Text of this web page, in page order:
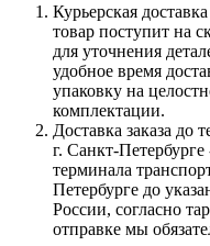
Курьерская
товар поступит на
для уточнения
удобное время
упаковку на
комплектации.
Доставка заказа до
г. Санкт-
терминала
Петербурге до
России, согласно
отправке мы